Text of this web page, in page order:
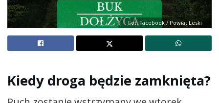
Fot. Facebook / Powiat Leski
Kiedy droga będzie zamknięta?